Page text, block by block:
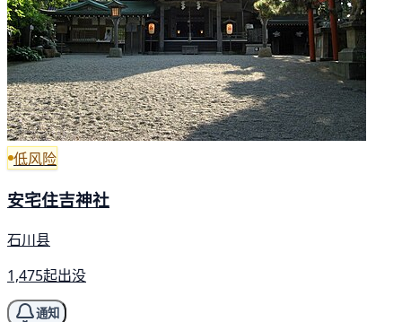
低风险
安宅住吉神社
石川县
1,475起出没
通知